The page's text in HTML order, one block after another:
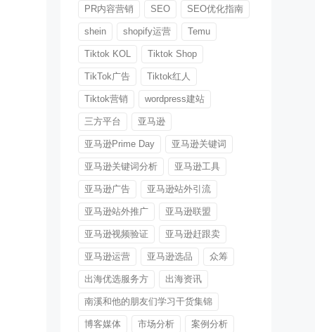
PR内容营销 SEO SEO优化指南
shein shopify运营 Temu
Tiktok KOL Tiktok Shop
TikTok广告 Tiktok红人
Tiktok营销 wordpress建站
三方平台 亚马逊
亚马逊Prime Day 亚马逊关键词
亚马逊关键词分析 亚马逊工具
亚马逊广告 亚马逊站外引流
亚马逊站外推广 亚马逊联盟
亚马逊视频验证 亚马逊赶跟卖
亚马逊运营 亚马逊选品 众筹
出海优选服务方 出海资讯
南溪和他的朋友们学习干货集锦
博客媒体 市场分析 案例分析